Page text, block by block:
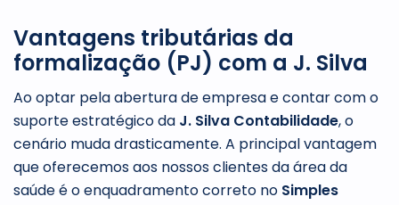
Vantagens tributárias da
formalização (PJ) com a J. Silva
Ao optar pela abertura de empresa e contar com o
suporte estratégico da J. Silva Contabilidade, o
cenário muda drasticamente. A principal vantagem
que oferecemos aos nossos clientes da área da
saúde é o enquadramento correto no Simples